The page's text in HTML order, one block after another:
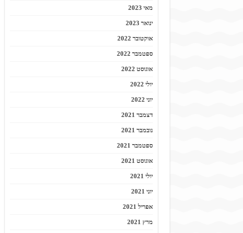
מאי 2023
ינואר 2023
אוקטובר 2022
ספטמבר 2022
אוגוסט 2022
יולי 2022
יוני 2022
דצמבר 2021
נובמבר 2021
ספטמבר 2021
אוגוסט 2021
יולי 2021
יוני 2021
אפריל 2021
מרץ 2021